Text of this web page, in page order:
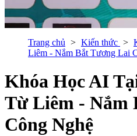
Trang chủ Kiến thức
Liêm - Nắm Bắt Tương Lai
Khóa Học AI
Từ Liêm - Nắm
Công Nghệ